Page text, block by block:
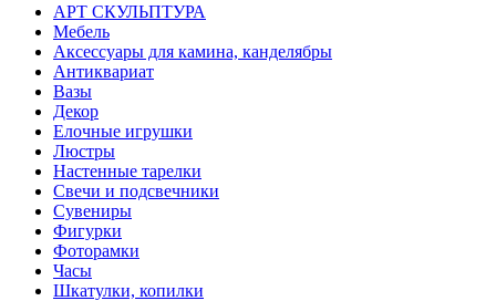
АРТ СКУЛЬПТУРА
Мебель
Аксессуары для камина, канделябры
Антиквариат
Вазы
Декор
Елочные игрушки
Люстры
Настенные тарелки
Свечи и подсвечники
Сувениры
Фигурки
Фоторамки
Часы
Шкатулки, копилки